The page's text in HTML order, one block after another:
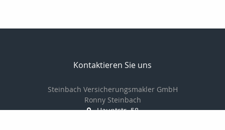
Kontaktieren Sie uns
Steinbach Versicherungsmakler GmbH
Ronny Steinbach
Hauptstr. 58